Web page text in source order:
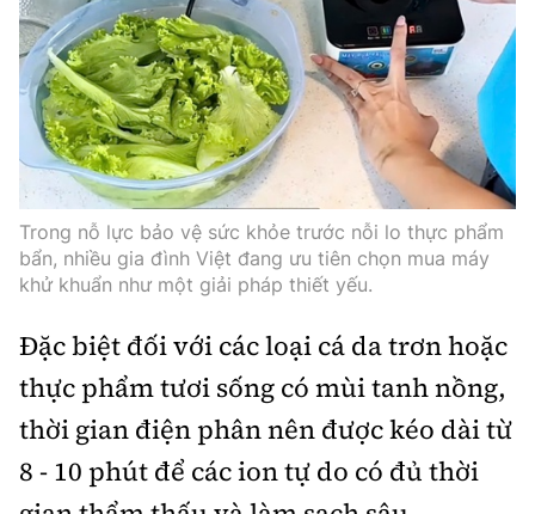
Trong nỗ lực bảo vệ sức khỏe trước nỗi lo thực phẩm
bẩn, nhiều gia đình Việt đang ưu tiên chọn mua máy
khử khuẩn như một giải pháp thiết yếu.
Đặc biệt đối với các loại cá da trơn hoặc
thực phẩm tươi sống có mùi tanh nồng,
thời gian điện phân nên được kéo dài từ
8 - 10 phút để các ion tự do có đủ thời